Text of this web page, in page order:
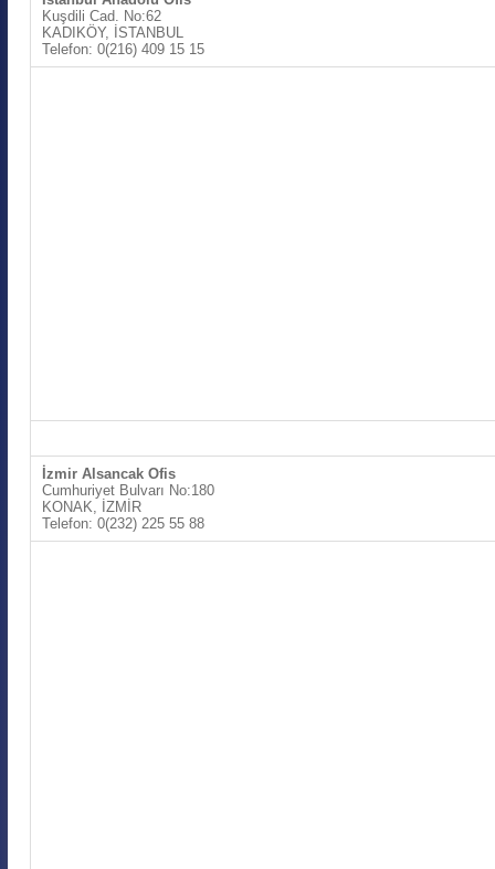
Kuşdili Cad. No:62
KADIKÖY, İSTANBUL
Telefon: 0(216) 409 15 15
İzmir Alsancak Ofis
Cumhuriyet Bulvarı No:180
KONAK, İZMİR
Telefon: 0(232) 225 55 88